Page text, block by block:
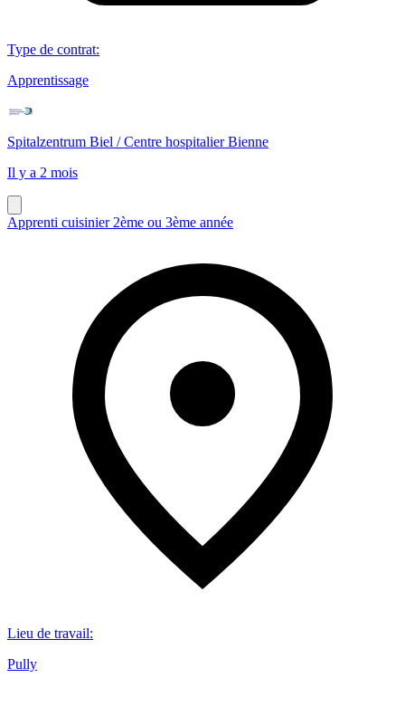
Type de contrat:
Apprentissage
Spitalzentrum Biel / Centre hospitalier Bienne
Il y a 2 mois
Apprenti cuisinier 2ème ou 3ème année
Lieu de travail:
Pully